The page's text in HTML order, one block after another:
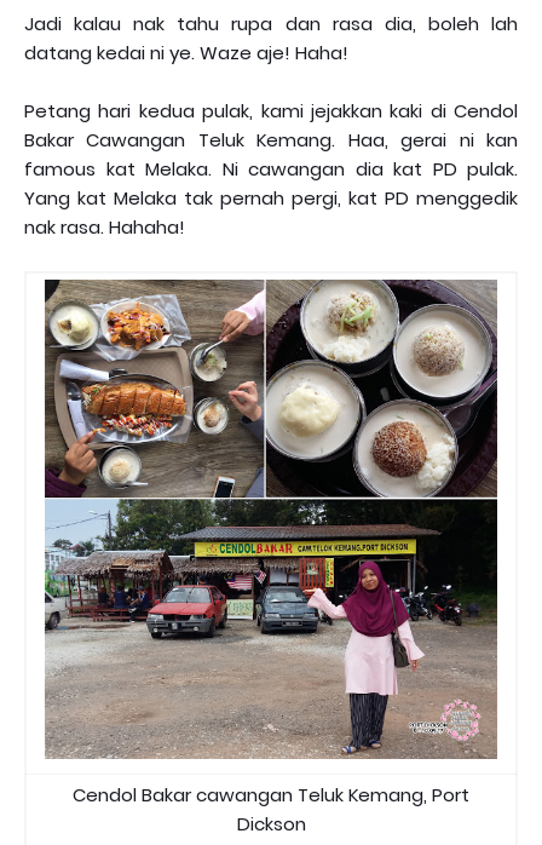
Jadi kalau nak tahu rupa dan rasa dia, boleh lah
datang kedai ni ye. Waze aje! Haha!
Petang hari kedua pulak, kami jejakkan kaki di Cendol
Bakar Cawangan Teluk Kemang. Haa, gerai ni kan
famous kat Melaka. Ni cawangan dia kat PD pulak.
Yang kat Melaka tak pernah pergi, kat PD menggedik
nak rasa. Hahaha!
Cendol Bakar cawangan Teluk Kemang, Port
Dickson